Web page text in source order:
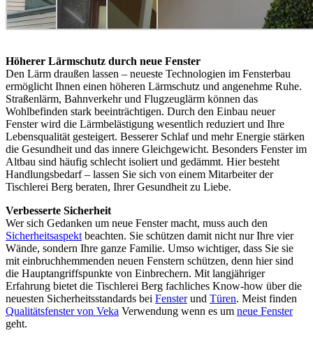
Höherer Lärmschutz durch neue Fenster
Den Lärm draußen lassen – neueste Technologien im Fensterbau
ermöglicht Ihnen einen höheren Lärmschutz und angenehme Ruhe.
Straßenlärm, Bahnverkehr und Flugzeuglärm können das
Wohlbefinden stark beeinträchtigen. Durch den Einbau neuer
Fenster wird die Lärmbelästigung wesentlich reduziert und Ihre
Lebensqualität gesteigert. Besserer Schlaf und mehr Energie stärken
die Gesundheit und das innere Gleichgewicht. Besonders Fenster im
Altbau sind häufig schlecht isoliert und gedämmt. Hier besteht
Handlungsbedarf – lassen Sie sich von einem Mitarbeiter der
Tischlerei Berg beraten, Ihrer Gesundheit zu Liebe.
Verbesserte Sicherheit
Wer sich Gedanken um neue Fenster macht, muss auch den
Sicherheitsaspekt beachten. Sie schützen damit nicht nur Ihre vier
Wände, sondern Ihre ganze Familie. Umso wichtiger, dass Sie sie
mit einbruchhemmenden neuen Fenstern schützen, denn hier sind
die Hauptangriffspunkte von Einbrechern. Mit langjähriger
Erfahrung bietet die Tischlerei Berg fachliches Know-how über die
neuesten Sicherheitsstandards bei Fensterund Türen. Meist finden
Qualitätsfenster von Veka Verwendung wenn es um neue Fenster
geht.